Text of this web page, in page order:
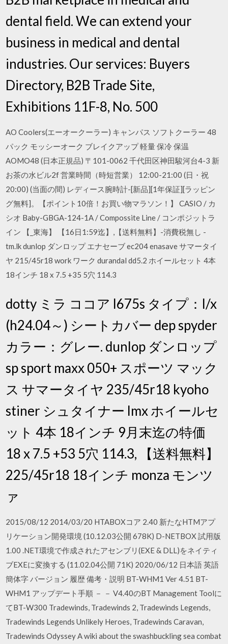
dental field. We can extend your
business in medical and dental
industries. Our services: Buyers
Directory, B2B Trade Site,
Exhibitions 11F-8, No. 500
AO Coolers(エーオークーラー) キャンパス ソフトクーラー 48
パック モッシーオーク ブレイクアップ 軽量 保冷 保温
AOMO48 (日本正規品) 〒101-0062 千代田区神田駿河台4-3 新
お茶の水ビル2f 営業時間（時短営業） 12:00-21:00 (日・祝
20:00) (当面の間) レディース腕時計-[新品][1年保証][ラッピン
グ無料]。【ポイント10倍！お買い物マラソン！】 CASIO / カ
シオ Baby-GBGA-124-1A / Compossite Line / コンポジットラ
イン 【_東海】 【16日1:59迄】,【送料無料】-消費税無し -
tm.lk dunlop ダンロップ エナセーブ ec204 enasave サマータイ
ヤ 215/45r18 work ワーク durandal dd5.2 ホイールセット 4本
18インチ 18 x 7.5 +35 5穴 114.3
dotty ミラ ココア l675s タイプ：l/x
(h24.04～) シートカバー dep spyder
カラー：グレー. dunlop ダンロップ
sp sport maxx 050+ スポーツ マック
ス サマータイヤ 235/45r18 kyoho
stiner シュタイナー lmx ホイールセ
ット 4本 18インチ 9月末迄の特価
18 x 7.5 +53 5穴 114.3, 【送料無料】
225/45r18 18インチ monza モンツ
ァ
2015/08/12 2014/03/20 HTABOXコア 2.40 新たなHTMアプ
リケーション開発環境 (10.12.03公開 678K) D-NETBOX 試用版
1.00 .NET環境で作成されたアセンブリ(EXE & DLL)をネイティ
ブEXEに変換する (11.02.04公開 71K) 2020/06/12 日本語 英語
簡体字 バージョン 履歴 備考・説明 BT-WHM1 Ver 4.51 BT-
WHM1 アップデート手順 － － V4.40のBT Management Toolに
てBT-W300 Tradewinds, Tradewinds 2, Tradewinds Legends,
Tradewinds Legends Unlikely Heroes, Tradewinds Caravan,
Tradewinds Odyssey A wiki about the swashbuckling sea combat